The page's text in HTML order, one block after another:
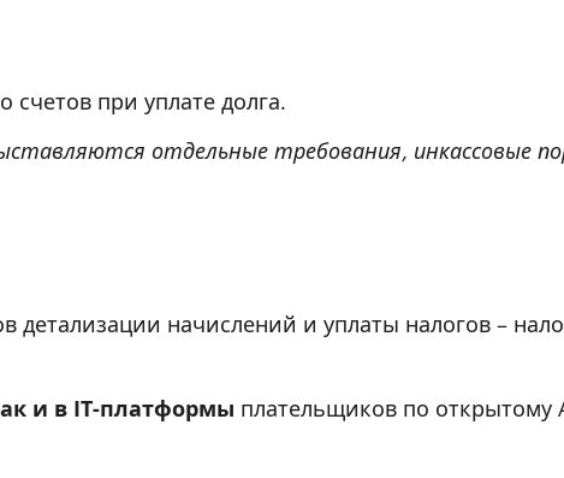
счетов при уплате долга.
отдельные требования, инкассовые
детализации начислений и уплаты налогов –
и в IT-платформы плательщиков по открытому